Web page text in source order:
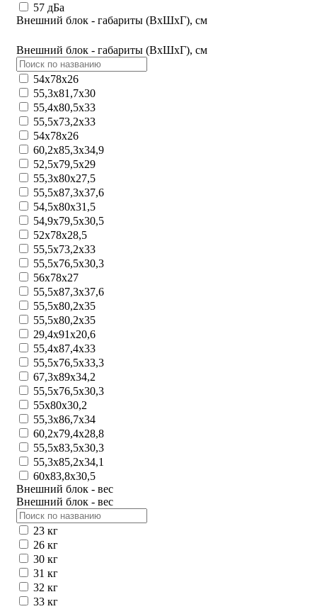
57 дБа
Внешний блок - габариты (ВхШхГ), см
Внешний блок - габариты (ВхШхГ), см
54х78х26
55,3х81,7х30
55,4x80,5x33
55,5х73,2х33
54x78x26
60,2x85,3x34,9
52,5х79,5х29
55,3x80x27,5
55,5x87,3x37,6
54,5x80x31,5
54,9x79,5x30,5
52х78х28,5
55,5x73,2x33
55,5х76,5х30,3
56х78x27
55,5х87,3x37,6
55,5x80,2x35
55,5х80,2х35
29,4x91x20,6
55,4x87,4x33
55,5x76,5x33,3
67,3x89x34,2
55,5x76,5x30,3
55x80x30,2
55,3x86,7x34
60,2x79,4x28,8
55,5x83,5x30,3
55,3x85,2x34,1
60x83,8x30,5
Внешний блок - вес
Внешний блок - вес
23 кг
26 кг
30 кг
31 кг
32 кг
33 кг